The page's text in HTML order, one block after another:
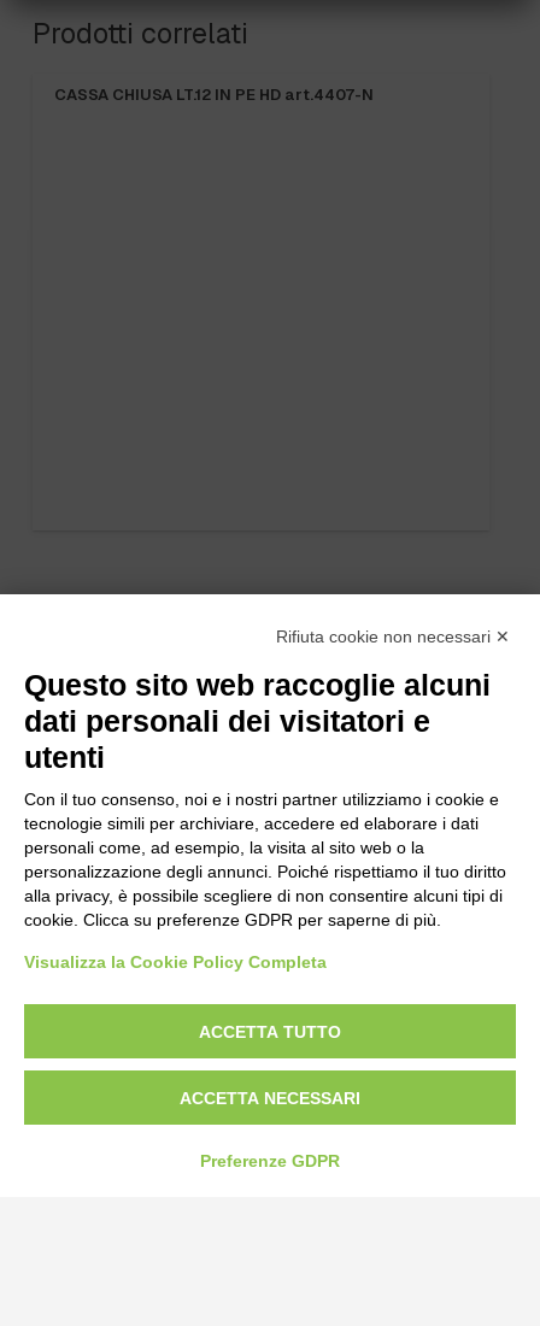
Prodotti correlati
IN PE HD art.4407-N PRONTA CONSEGNA
FRANGIA SOFT SR
Bogliano Srl
Tel:0172-478161
Fax: 0172-487399
Rifiuta cookie non necessari ✕
Questo sito web raccoglie alcuni
dati personali dei visitatori e
utenti
Con il tuo consenso, noi e i nostri partner utilizziamo i cookie e
tecnologie simili per archiviare, accedere ed elaborare i dati
personali come, ad esempio, la visita al sito web o la
personalizzazione degli annunci. Poiché rispettiamo il tuo diritto
alla privacy, è possibile scegliere di non consentire alcuni tipi di
cookie. Clicca su preferenze GDPR per saperne di più.
Visualizza la Cookie Policy Completa
ACCETTA TUTTO
ACCETTA NECESSARI
Preferenze GDPR